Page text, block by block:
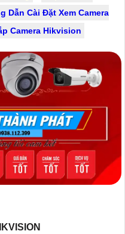
Dẫn Cài Đặt Xem Camera
Camera Hikvision